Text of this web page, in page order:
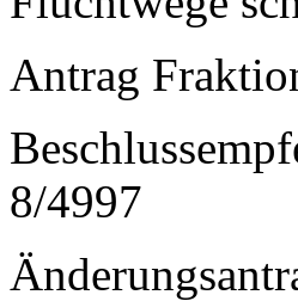
Antrag
8/4997